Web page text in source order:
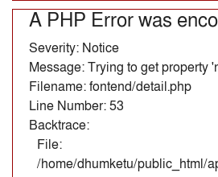
A PHP Error was
Severity: Notice
Message: Trying to get property
Filename: fontend/detail.php
Line Number: 53
Backtrace:
File:
/home/dhumketu/public_html/